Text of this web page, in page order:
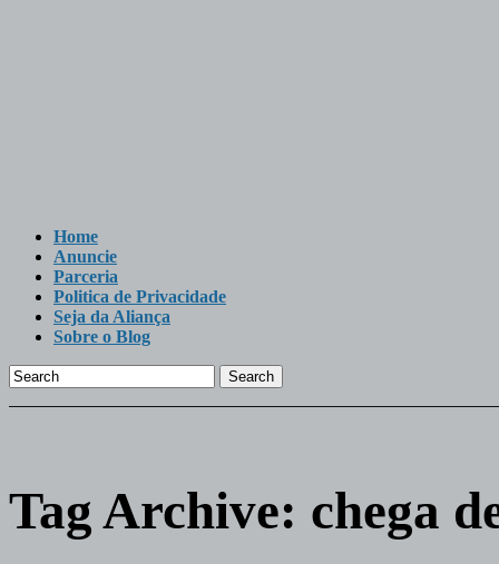
Home
Anuncie
Parceria
Politica de Privacidade
Seja da Aliança
Sobre o Blog
Search
Tag Archive: chega